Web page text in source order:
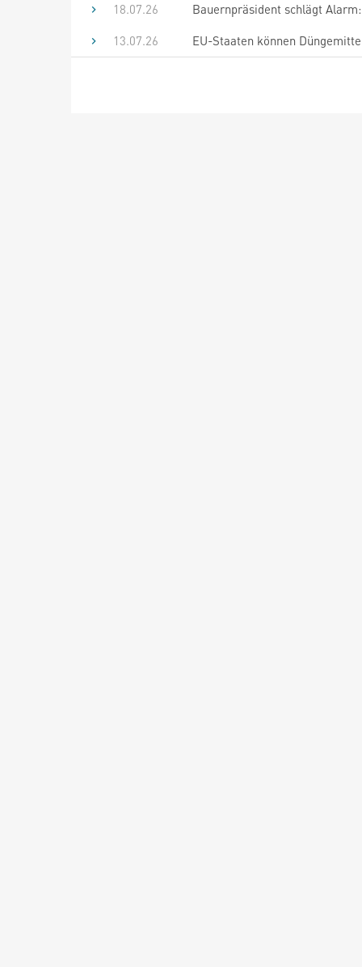
18.07.26
Bauernpräsident schlägt
13.07.26
EU-Staaten können